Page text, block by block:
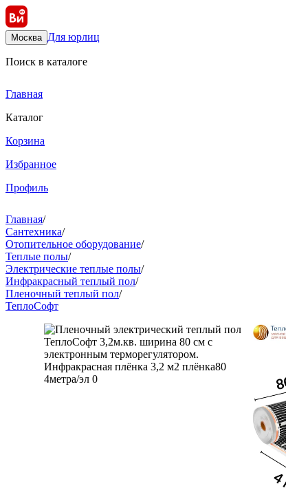
Москва Для юрлиц
Поиск в каталоге
Главная
Каталог
Корзина
Избранное
Профиль
Главная/
Сантехника/
Отопительное оборудование/
Теплые полы/
Электрические теплые полы/
Инфракрасный теплый пол/
Пленочный теплый пол/
ТеплоСофт